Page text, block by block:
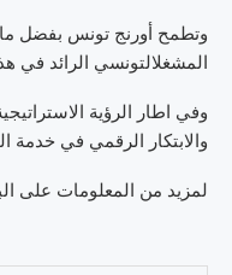
وتطمح أورنج تونس بفضل ما
المشغلالتونسي الرائد في
وفي اطار الرؤية
والابتكار الرقمي في خدمة
لمزيد من المعلومات على